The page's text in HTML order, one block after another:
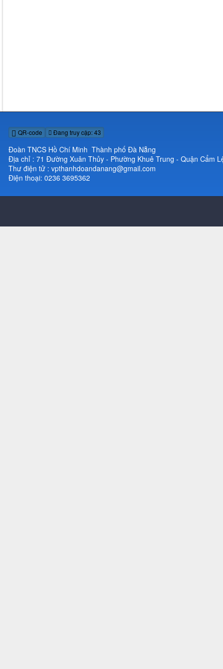
QR-code Đang truy cập: 43
Đoàn TNCS Hồ Chí Minh Thành phố Đà Nẵng
Địa chỉ : 71 Đường Xuân Thủy - Phường Khuê Trung - Quận Cẩm
Thư điện tử : vpthanhdoandanang@gmail.com
Điện thoại: 0236 3695362